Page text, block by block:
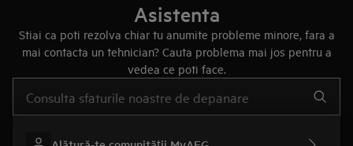
Asistenta
Stiai ca poti rezolva chiar tu anumite probleme minore, fara a
mai contacta un tehnician? Cauta problema mai jos pentru a
vedea ce poti face.